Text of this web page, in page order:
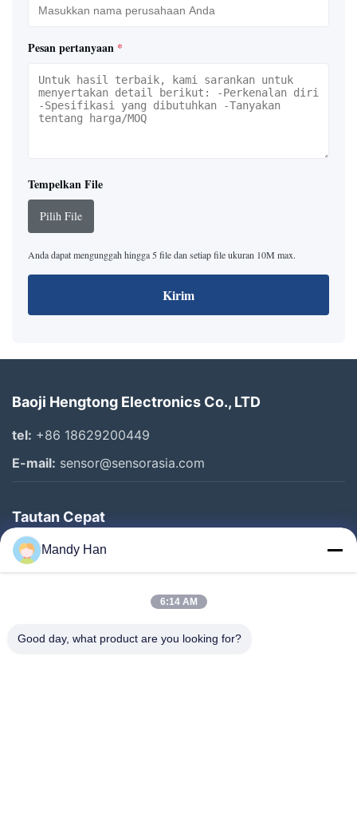
Pesan pertanyaan *
Tempelkan File
Pilih File
Anda dapat mengunggah hingga 5 file dan setiap file ukuran 10M max.
Kirim
Baoji Hengtong Electronics Co., LTD
tel: +86 18629200449
E-mail: sensor@sensorasia.com
Tautan Cepat
Rumah
Produk
Tentang Kami
Mandy Han
6:14 AM
Good day, what product are you looking for?